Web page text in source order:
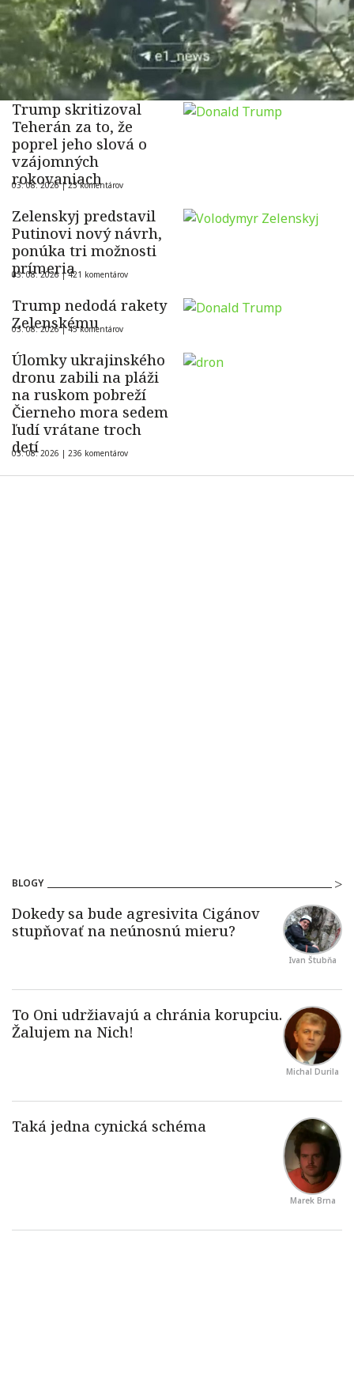
Trump skritizoval
Teherán za to, že
poprel jeho slová o
vzájomných
rokovaniach
03. 08. 2026 |23 komentárov
Zelenskyj predstavil
Putinovi nový návrh,
ponúka tri možnosti
prímeria
03. 08. 2026 |421 komentárov
Trump nedodá rakety
Zelenskému
03. 08. 2026 |45 komentárov
Úlomky ukrajinského
dronu zabili na pláži
na ruskom pobreží
Čierneho mora sedem
ľudí vrátane troch
detí
03. 08. 2026 | 236 komentárov
BLOGY
Ivan Štubňa
Michal Durila
Marek Brna